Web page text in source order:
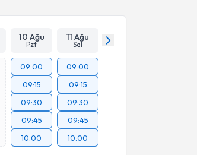
10 Ağu
Pzt
11 Ağu
Sal
09:00
09:15
09:30
09:45
10:00
09:00
09:15
09:30
09:45
10:00